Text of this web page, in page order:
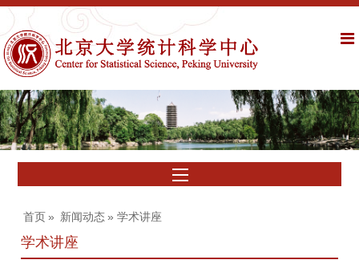
首页 » 新闻动态 » 学术讲座
学术讲座